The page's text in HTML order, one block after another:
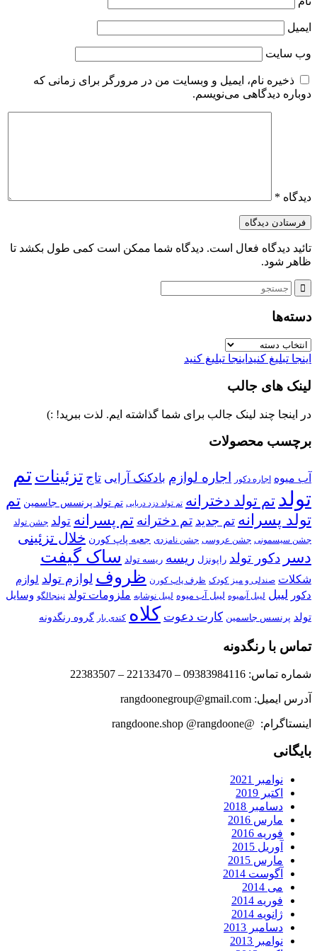
ایمیل
وب‌ سایت
ذخیره نام، ایمیل و وبسایت من در مرورگر برای زمانی که
دوباره دیدگاهی می‌نویسم.
دیدگاه *
تائید دیدگاه فعال است. دیدگاه شما ممکن است کمی طول بکشد تا
ظاهر شود.
دسته‌ها
دسته‌ها
اینجا تبلیغ کنید اینجا تبلیغ کنید
لینک های جالب
در اینجا چند لینک جالب برای شما گذاشته ایم. لذت ببرید! :)
برچسب محصولات
آب میوه اجاره دکور اجاره لوازم بادکنک آرایی تاج تزئینات تم
تولد تم تولد دخترانه تم تولد دزد دریایی تم تولد پرنسس جاسمین تم
تولد پسرانه تم جدید تم دخترانه تم پسرانه تولد جشن تولد
جشن سیسمونی جشن عروسی جشن نامزدی جعبه پاپ کورن خلال تزئینی
دسر دکور تولد راپونزل ریسه ریسه تولد ساک گیفت
شکلات صندلی و میز کودک ظرف پاپ کورن ظروف لوازم تولد لوازم
دکور لیبل لیبل آبمیوه لیبل آب میوه لیبل نوشابه ملزومات تولد نینجالگو وسایل
تولد پرنسس جاسمین کارت دعوت کلاه کندی بار گروه رنگدونه
تماس با رنگدونه
شماره تماس: 09383984116 – 22133470 – 22383507
آدرس ایمیل: rangdoonegroup@gmail.com
اینستاگرام: @rangdoone.shop @rangdoone
بایگانی
نوامبر 2021
اکتبر 2019
دسامبر 2018
مارس 2016
فوریه 2016
آوریل 2015
مارس 2015
آگوست 2014
می 2014
فوریه 2014
ژانویه 2014
دسامبر 2013
نوامبر 2013